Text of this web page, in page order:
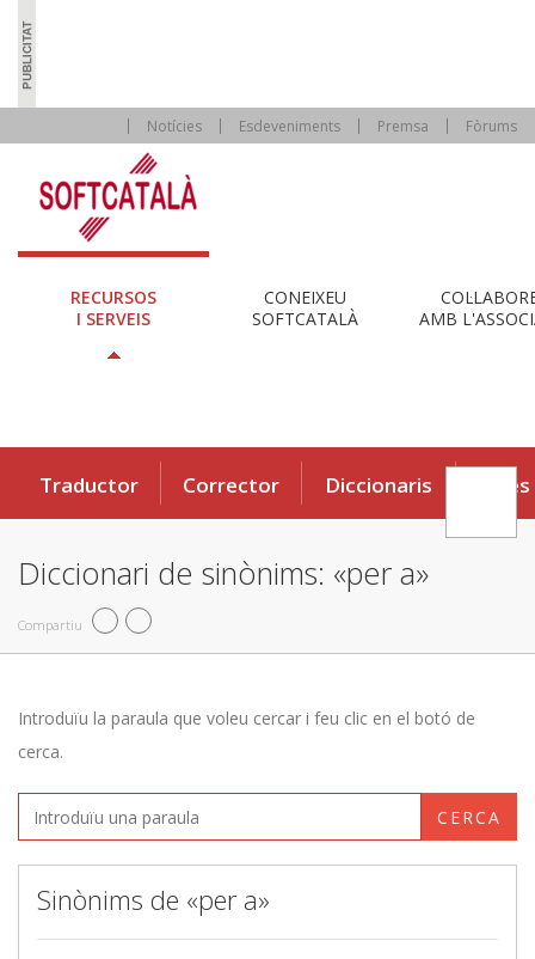
Notícies Esdeveniments Premsa Fòrums
RECURSOS
I SERVEIS
CONEIXEU
SOFTCATALÀ
AMB
Traductor Corrector Diccionaris Eines
Diccionari de sinònims: «per a»
Compartiu
Introduïu la paraula que voleu cercar i feu clic en el botó de
cerca.
CERCA
Sinònims de «per a»